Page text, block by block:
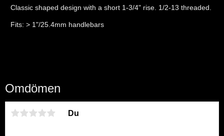
Classic shaped design with a short 1-3/4" rise. 1/2-13 threaded.
Fits: > 1"/25.4mm handlebars
Omdömen
Du